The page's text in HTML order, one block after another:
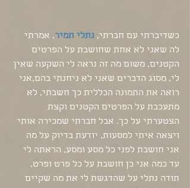
כשדיברתי עם חברתי, נתלי תמיר, אמרתי
לה שאני לא אחת שחושבת על הפרטים
הקטנים, משום מה זה נראה לי השקעה שאין
לי, מסוג הדברים שאני לא ניחנתי בהם,אני
רואה את התמונה הכללית כך חשבתי, לא
מתעכבת על הפרטים הקטנים וקצת
הצטערתי על כך. אבל חברתי שמכירה אותי
ויצאה איתי למסעות, יודעת בדיוק על מה
אני חושבת לפני כל מסע ומסע, הראתה לי
עד כמה אני כן חושבת על כל פרט ופרט,
תודה נתלי על שהדגשת לי את מה שקיים